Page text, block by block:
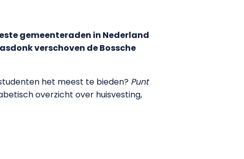
gemeenteraden in Nederland
verschoven de Bossche
het meest te bieden? Punt
overzicht over huisvesting,